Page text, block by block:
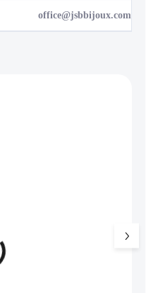
office@jsbbijoux.com